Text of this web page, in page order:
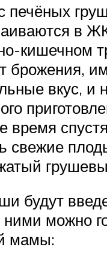
печёных
в
кишечном
брожения,
вкус, и
время
свежие
будут
ними можно
мамы: